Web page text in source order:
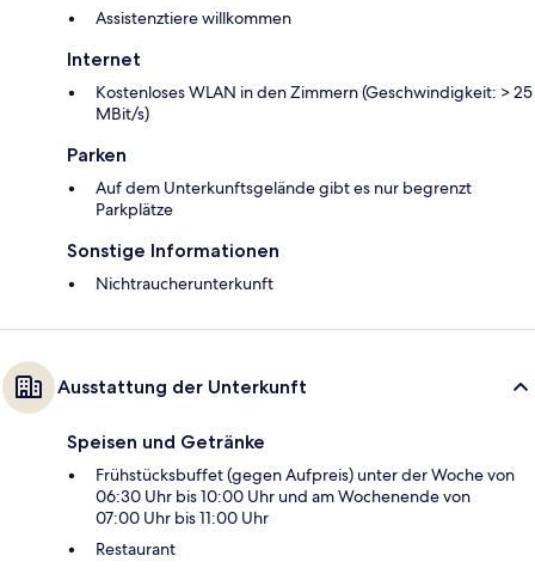
Assistenztiere willkommen
Internet
Kostenloses WLAN in den Zimmern (Geschwindigkeit: > 25
MBit/s)
Parken
Auf dem Unterkunftsgelände gibt es nur begrenzt
Parkplätze
Sonstige Informationen
Nichtraucherunterkunft
Ausstattung der Unterkunft
Speisen und Getränke
Frühstücksbuffet (gegen Aufpreis) unter der Woche von
06:30 Uhr bis 10:00 Uhr und am Wochenende von
07:00 Uhr bis 11:00 Uhr
Restaurant